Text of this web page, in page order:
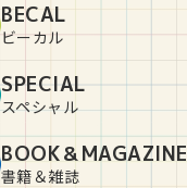
BECAL
ビーカル
SPECIAL
スペシャル
BOOK＆MAGAZINE
書籍＆雑誌